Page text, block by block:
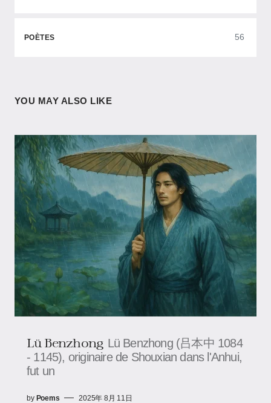
POÈTES 56
YOU MAY ALSO LIKE
Lü Benzhong Lü Benzhong (吕本中 1084
- 1145), originaire de Shouxian dans l'Anhui,
fut un
by Poems 2025年 8月 11日